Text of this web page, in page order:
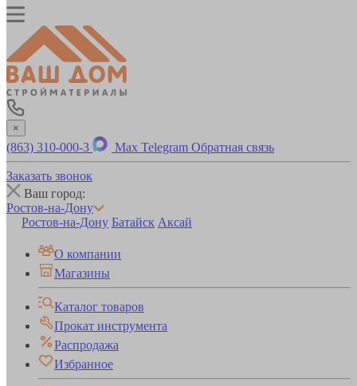
×
(863) 310-000-3 Max Telegram Обратная связь
Заказать звонок
Ваш город:
Ростов-на-Дону
Ростов-на-Дону Батайск Аксай
О компании
Магазины
Каталог товаров
Прокат инструмента
Распродажа
Избранное